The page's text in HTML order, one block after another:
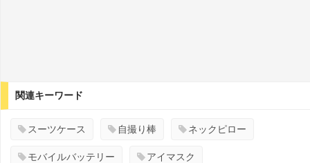
関連キーワード
スーツケース 自撮り棒 ネックピロー
モバイルバッテリー アイマスク